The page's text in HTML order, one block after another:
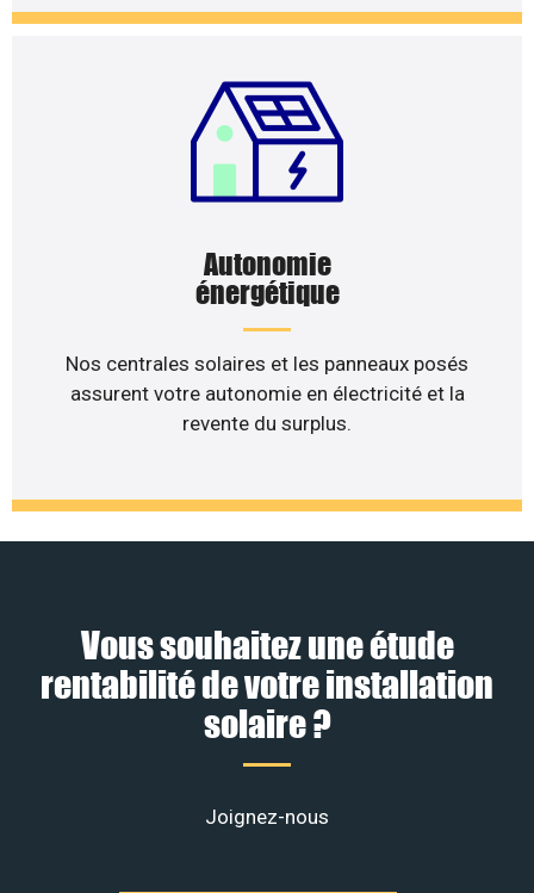
Autonomie
énergétique
Nos centrales solaires et les panneaux posés
assurent votre autonomie en électricité et la
revente du surplus.
Vous souhaitez une étude
rentabilité de votre installation
solaire ?
Joignez-nous